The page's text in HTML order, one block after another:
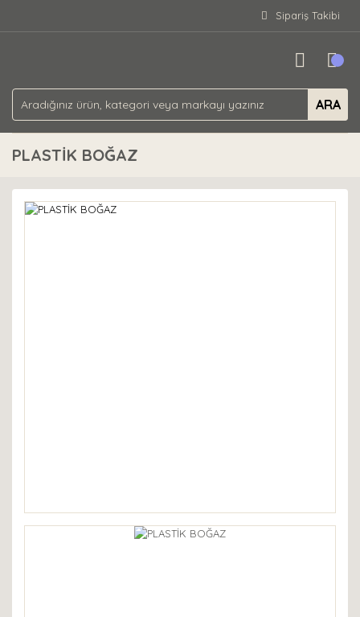
Sipariş Takibi
ARA
PLASTİK BOĞAZ